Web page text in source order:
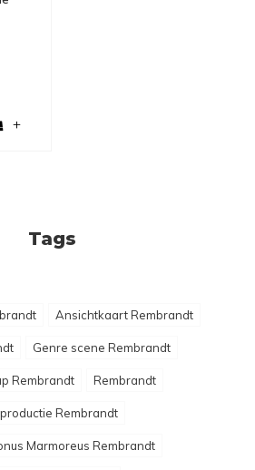
+
Tags
Ansichtkaart Rembrandt
Genre scene Rembrandt
Rembrandt Rembrandt
Rembrandt
Marmoreus Rembrandt